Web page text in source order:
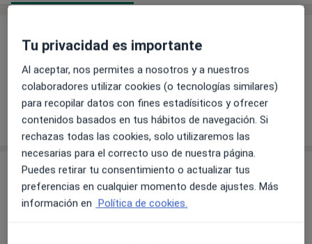
Servicios y precios
Sin información sobre servicios y precios
Este especialista aún no ha añadido información
sobre sus servicios
Consulta
Policlínica Alto Aragón, S.L
Tu privacidad es importante
Al aceptar, nos permites a nosotros y a nuestros
colaboradores utilizar cookies (o tecnologías similares)
para recopilar datos con fines estadísiticos y ofrecer
contenidos basados en tus hábitos de navegación. Si
rechazas todas las cookies, solo utilizaremos las
necesarias para el correcto uso de nuestra página.
Puedes retirar tu consentimiento o actualizar tus
preferencias en cualquier momento desde ajustes. Más
información en Política de cookies.